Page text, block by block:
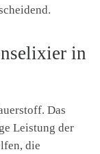
in
Das
Leistung der
die